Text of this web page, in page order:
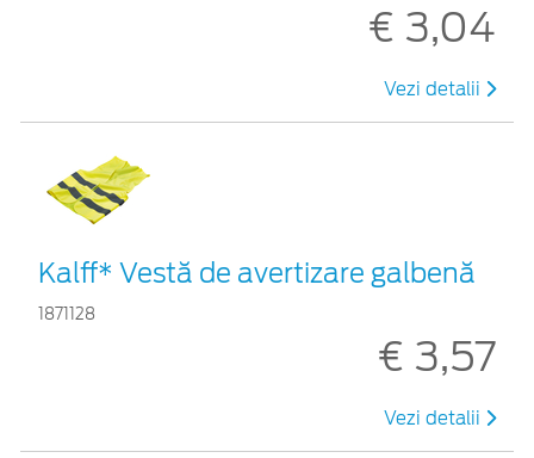
€ 3,04
Vezi detalii
Kalff* Vestă de avertizare galbenă
1871128
€ 3,57
Vezi detalii